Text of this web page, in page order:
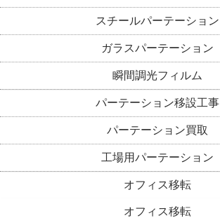
スチールパーテーション
ガラスパーテーション
瞬間調光フィルム
パーテーション移設工事
パーテーション買取
工場用パーテーション
オフィス移転
オフィス移転